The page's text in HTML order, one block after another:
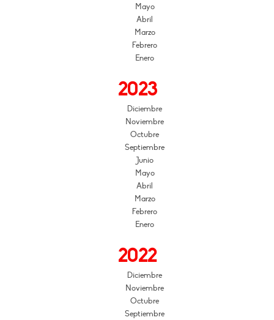
Mayo
Abril
Marzo
Febrero
Enero
2023
Diciembre
Noviembre
Octubre
Septiembre
Junio
Mayo
Abril
Marzo
Febrero
Enero
2022
Diciembre
Noviembre
Octubre
Septiembre